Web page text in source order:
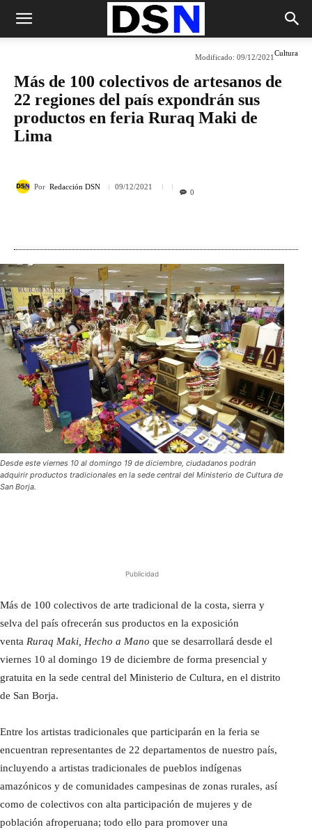
Cultura
Modificado: 09/12/2021
Más de 100 colectivos de artesanos de
22 regiones del país expondrán sus
productos en feria Ruraq Maki de
Lima
Por Redacción DSN 09/12/2021
0
Desde este viernes 10 al domingo 19 de diciembre, ciudadanos podrán
adquirir productos tradicionales en la sede central del Ministerio de Cultura de
San Borja.
Publicidad
Más de 100 colectivos de arte tradicional de la costa, sierra y
selva del país ofrecerán sus productos en la exposición
venta Ruraq Maki, Hecho a Mano que se desarrollará desde el
viernes 10 al domingo 19 de diciembre de forma presencial y
gratuita en la sede central del Ministerio de Cultura, en el distrito
de San Borja.
Entre los artistas tradicionales que participarán en la feria se
encuentran representantes de 22 departamentos de nuestro país,
incluyendo a artistas tradicionales de pueblos indígenas
amazónicos y de comunidades campesinas de zonas rurales, así
como de colectivos con alta participación de mujeres y de
población afroperuana; todo ello para promover una